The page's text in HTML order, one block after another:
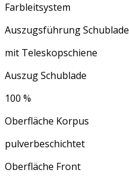
Farbleitsystem
Auszugsführung Schublade
mit Teleskopschiene
Auszug Schublade
100 %
Oberfläche Korpus
pulverbeschichtet
Oberfläche Front